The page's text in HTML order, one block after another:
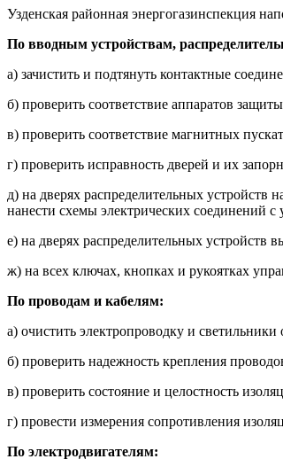
Узденская районная энергогазинспекция
По вводным устройствам,
а) зачистить и подтянуть контактные
б) проверить соответствие аппаратов
в) проверить соответствие магнитных
г) проверить исправность дверей и их
д) на дверях распределительных устройств
нанести схемы электрических соединений
е) на дверях распределительных устройств
ж) на всех ключах, кнопках и рукоятках
По проводам и кабелям:
а) очистить электропроводку и
б) проверить надежность крепления
в) проверить состояние и целостность
г) провести измерения сопротивления
По электродвигателям: